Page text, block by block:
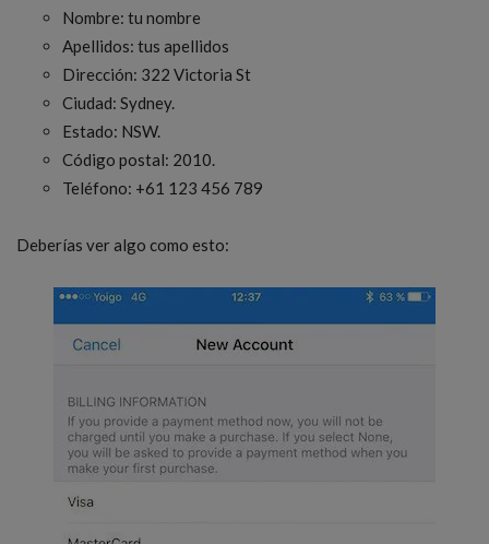
Nombre: tu nombre
Apellidos: tus apellidos
Dirección: 322 Victoria St
Ciudad: Sydney.
Estado: NSW.
Código postal: 2010.
Teléfono: +61 123 456 789
Deberías ver algo como esto: